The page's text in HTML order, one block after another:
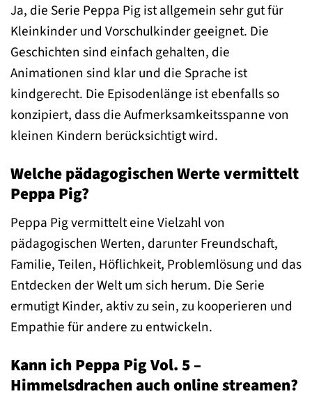
Ja, die Serie Peppa Pig ist allgemein sehr gut für
Kleinkinder und Vorschulkinder geeignet. Die
Geschichten sind einfach gehalten, die
Animationen sind klar und die Sprache ist
kindgerecht. Die Episodenlänge ist ebenfalls so
konzipiert, dass die Aufmerksamkeitsspanne von
kleinen Kindern berücksichtigt wird.
Welche pädagogischen Werte vermittelt
Peppa Pig?
Peppa Pig vermittelt eine Vielzahl von
pädagogischen Werten, darunter Freundschaft,
Familie, Teilen, Höflichkeit, Problemlösung und das
Entdecken der Welt um sich herum. Die Serie
ermutigt Kinder, aktiv zu sein, zu kooperieren und
Empathie für andere zu entwickeln.
Kann ich Peppa Pig Vol. 5 –
Himmelsdrachen auch online streamen?